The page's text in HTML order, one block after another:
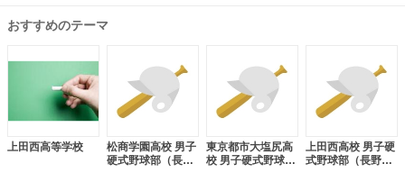
おすすめのテーマ
上田西高等学校
松商学園高校 男子
硬式野球部（長野
東京都市大塩尻高
校 男子硬式野球部
上田西高校 男子硬
式野球部（長野